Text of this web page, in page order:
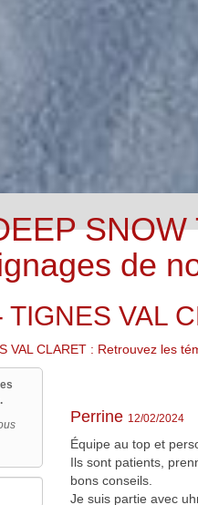
de
VAL
VAL CLARET : Retrouvez les
Perrine 12/02/2024
Équipe au top et
Ils sont patients,
bons conseils.
Je suis partie avec